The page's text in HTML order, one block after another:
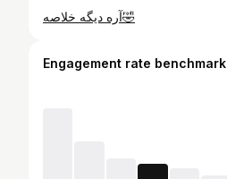
آره دیگه خلاصه🤣
Engagement rate benchmark